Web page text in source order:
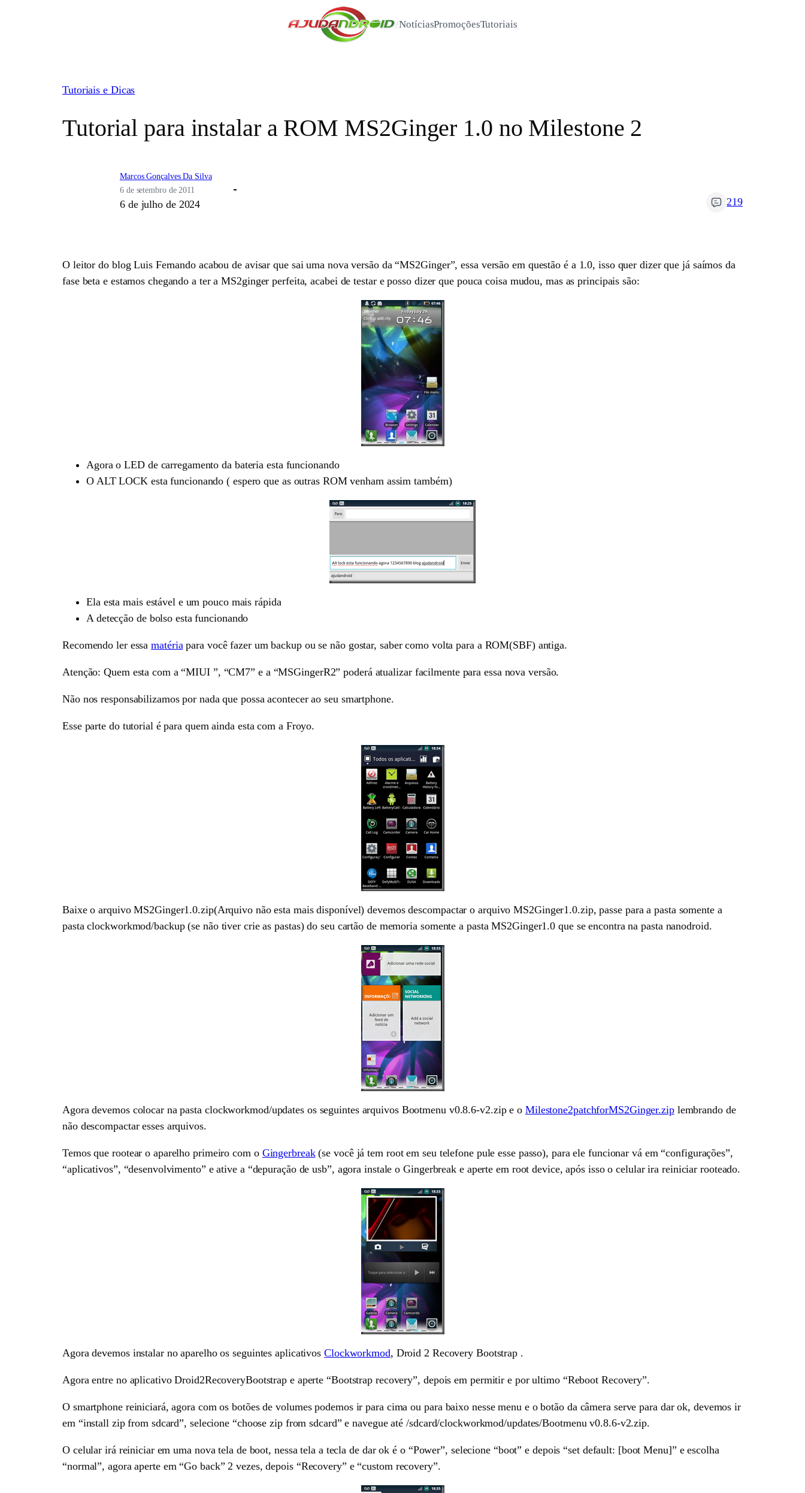
/NotíciasPromoçõesTutoriais
Tutoriais e Dicas
Tutorial para instalar a ROM MS2Ginger 1.0 no Milestone 2
Marcos Gonçalves Da Silva
6 de setembro de 2011
6 de julho de 2024 219
O leitor do blog Luis Fernando acabou de avisar que sai uma nova versão da “MS2Ginger”, essa versão em questão é a 1.0, isso quer dizer que já saímos da
fase beta e estamos chegando a ter a MS2ginger perfeita, acabei de testar e posso dizer que pouca coisa mudou, mas as principais são:
Agora o LED de carregamento da bateria esta funcionando
O ALT LOCK esta funcionando ( espero que as outras ROM venham assim também)
Ela esta mais estável e um pouco mais rápida
A detecção de bolso esta funcionando
Recomendo ler essamatéria para você fazer um backup ou se não gostar, saber como volta para a ROM(SBF) antiga.
Atenção: Quem esta com a “MIUI ”, “CM7” e a “MSGingerR2” poderá atualizar facilmente para essa nova versão.
Não nos responsabilizamos por nada que possa acontecer ao seu smartphone.
Esse parte do tutorial é para quem ainda esta com a Froyo.
Baixe o arquivo MS2Ginger1.0.zip(Arquivo não esta mais disponível) devemos descompactar o arquivo MS2Ginger1.0.zip, passe para a pasta somente a
pasta clockworkmod/backup (se não tiver crie as pastas) do seu cartão de memoria somente a pasta MS2Ginger1.0 que se encontra na pasta nanodroid.
Agora devemos colocar na pasta clockworkmod/updates os seguintes arquivos Bootmenu v0.8.6-v2.zip e o Milestone2patchforMS2Ginger.ziplembrando de
não descompactar esses arquivos.
Temos que rootear o aparelho primeiro com o Gingerbreak(se você já tem root em seu telefone pule esse passo), para ele funcionar vá em “configurações”,
“aplicativos”, “desenvolvimento” e ative a “depuração de usb”, agora instale o Gingerbreak e aperte em root device, após isso o celular ira reiniciar rooteado.
Agora devemos instalar no aparelho os seguintes aplicativos Clockworkmod, Droid 2 Recovery Bootstrap .
Agora entre no aplicativo Droid2RecoveryBootstrap e aperte “Bootstrap recovery”, depois em permitir e por ultimo “Reboot Recovery”.
O smartphone reiniciará, agora com os botões de volumes podemos ir para cima ou para baixo nesse menu e o botão da câmera serve para dar ok, devemos ir
em “install zip from sdcard”, selecione “choose zip from sdcard” e navegue até /sdcard/clockworkmod/updates/Bootmenu v0.8.6-v2.zip.
O celular irá reiniciar em uma nova tela de boot, nessa tela a tecla de dar ok é o “Power”, selecione “boot” e depois “set default: [boot Menu]” e escolha
“normal”, agora aperte em “Go back” 2 vezes, depois “Recovery” e “custom recovery”.